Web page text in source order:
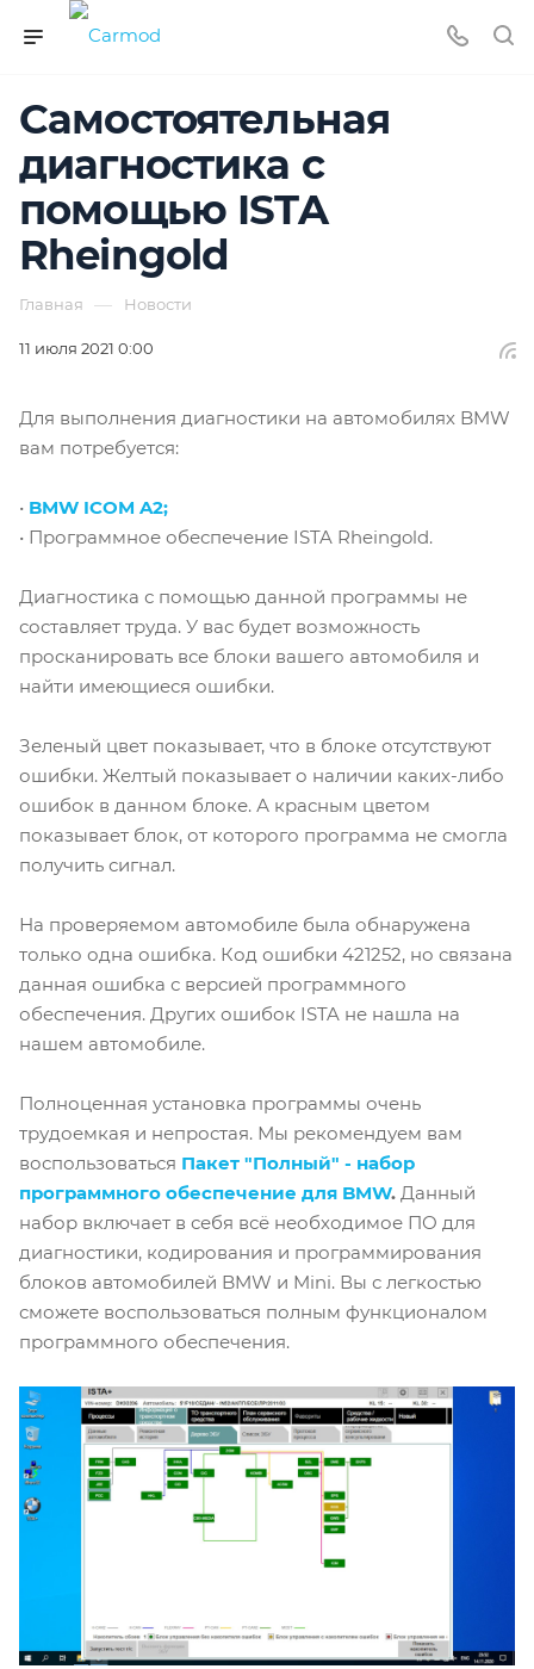
Самостоятельная
диагностика с
помощью ISTA
Rheingold
Главная — Новости
11 июля 2021 0:00
Для выполнения диагностики на автомобилях BMW
вам потребуется:
• BMW ICOM A2;
• Программное обеспечение ISTA Rheingold.
Диагностика с помощью данной программы не
составляет труда. У вас будет возможность
просканировать все блоки вашего автомобиля и
найти имеющиеся ошибки.
Зеленый цвет показывает, что в блоке отсутствуют
ошибки. Желтый показывает о наличии каких-либо
ошибок в данном блоке. А красным цветом
показывает блок, от которого программа не смогла
получить сигнал.
На проверяемом автомобиле была обнаружена
только одна ошибка. Код ошибки 421252, но связана
данная ошибка с версией программного
обеспечения. Других ошибок ISTA не нашла на
нашем автомобиле.
Полноценная установка программы очень
трудоемкая и непростая. Мы рекомендуем вам
воспользоваться Пакет "Полный" - набор
программного обеспечение для BMW. Данный
набор включает в себя всё необходимое ПО для
диагностики, кодирования и программирования
блоков автомобилей BMW и Mini. Вы с легкостью
сможете воспользоваться полным функционалом
программного обеспечения.